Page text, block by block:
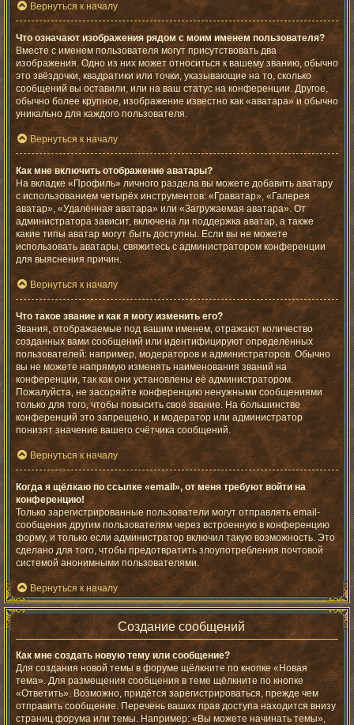
Вернуться к началу
Что означают изображения рядом с моим именем пользователя?
Вместе с именем пользователя могут присутствовать два
изображения. Одно из них может относиться к вашему званию, обычно
это звёздочки, квадратики или точки, указывающие на то, сколько
сообщений вы оставили, или на ваш статус на конференции. Другое,
обычно более крупное, изображение известно как «аватара» и обычно
уникально для каждого пользователя.
Вернуться к началу
Как мне включить отображение аватары?
На вкладке «Профиль» личного раздела вы можете добавить аватару
с использованием четырёх инструментов: «Граватар», «Галерея
аватар», «Удалённая аватара» или «Загружаемая аватара». От
администратора зависит, включена ли поддержка аватар, а также
какие типы аватар могут быть доступны. Если вы не можете
использовать аватары, свяжитесь с администратором конференции
для выяснения причин.
Вернуться к началу
Что такое звание и как я могу изменить его?
Звания, отображаемые под вашим именем, отражают количество
созданных вами сообщений или идентифицируют определённых
пользователей: например, модераторов и администраторов. Обычно
вы не можете напрямую изменять наименования званий на
конференции, так как они установлены её администратором.
Пожалуйста, не засоряйте конференцию ненужными сообщениями
только для того, чтобы повысить своё звание. На большинстве
конференций это запрещено, и модератор или администратор
понизят значение вашего счётчика сообщений.
Вернуться к началу
Когда я щёлкаю по ссылке «email», от меня требуют войти на
конференцию!
Только зарегистрированные пользователи могут отправлять email-
сообщения другим пользователям через встроенную в конференцию
форму, и только если администратор включил такую возможность. Это
сделано для того, чтобы предотвратить злоупотребления почтовой
системой анонимными пользователями.
Вернуться к началу
Создание сообщений
Как мне создать новую тему или сообщение?
Для создания новой темы в форуме щёлкните по кнопке «Новая
тема». Для размещения сообщения в теме щёлкните по кнопке
«Ответить». Возможно, придётся зарегистрироваться, прежде чем
отправить сообщение. Перечень ваших прав доступа находится внизу
страниц форума или темы. Например: «Вы можете начинать темы»,